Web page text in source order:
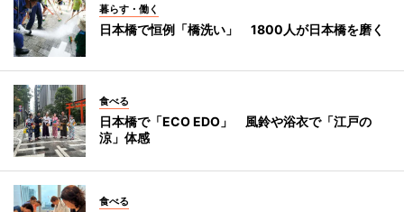
暮らす・働く
日本橋で恒例「橋洗い」 1800人が日本橋を磨く
食べる
日本橋で「ECO EDO」 風鈴や浴衣で「江戸の
涼」体感
食べる